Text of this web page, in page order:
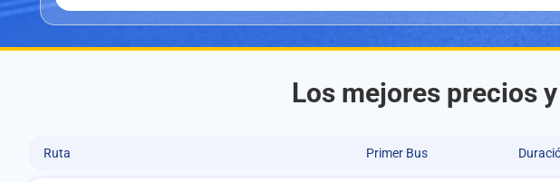
Los mejores precios
Ruta Primer Bus